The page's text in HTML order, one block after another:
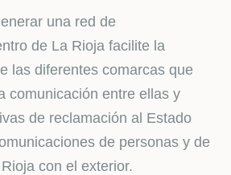
una red de
de La Rioja facilite la
las diferentes comarcas que
comunicación entre ellas y
de reclamación al Estado
de personas y de
con el exterior.